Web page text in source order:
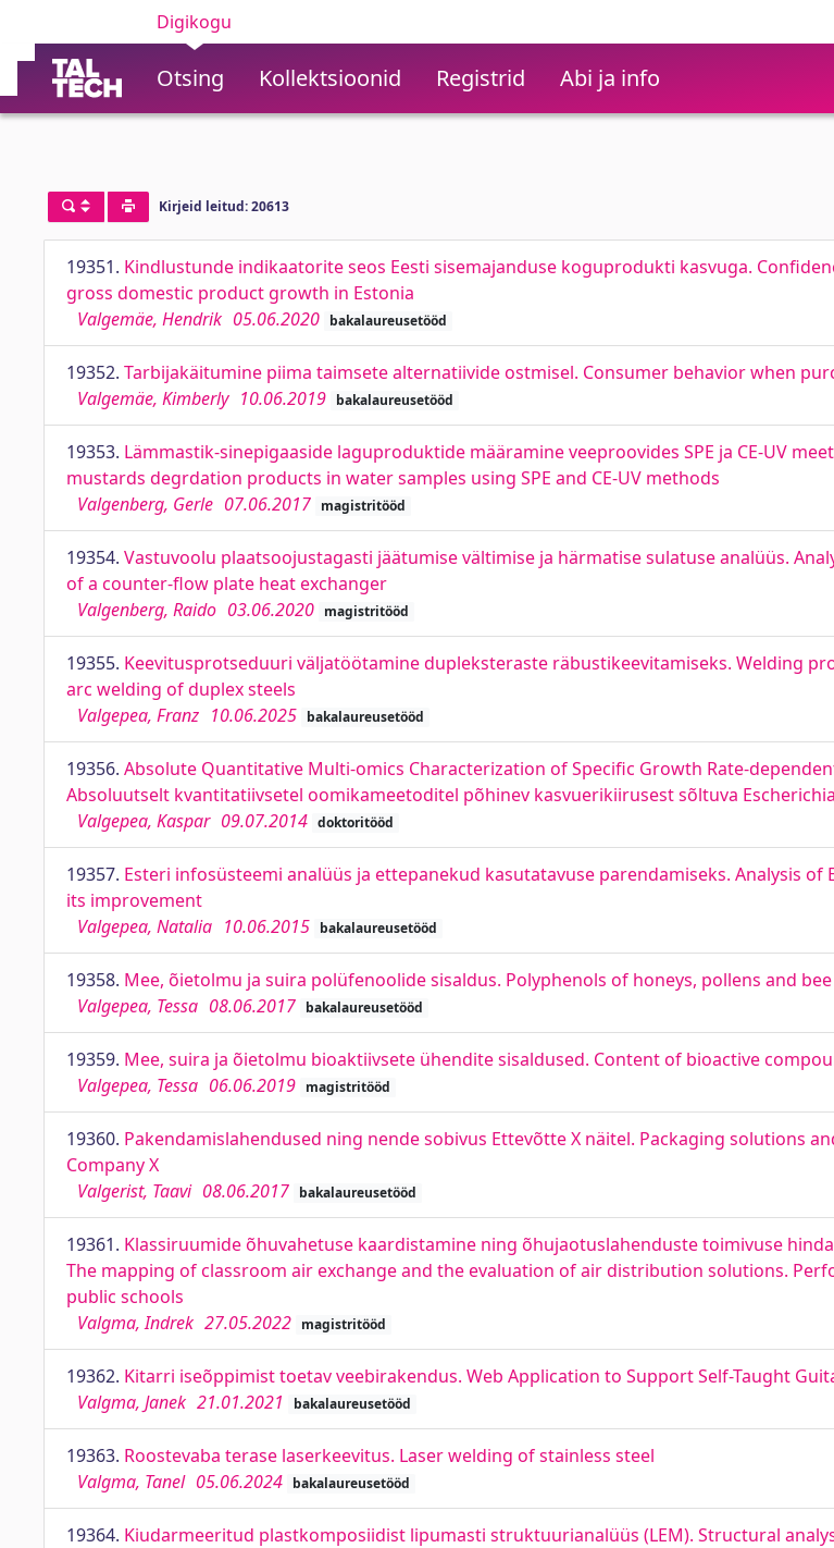
Digikogu
Otsing Kollektsioonid Registrid Abi ja info
Kirjeid leitud: 20613
19351. Kindlustunde indikaatorite seos Eesti sisemajanduse koguprodukti kasvuga.
gross domestic product growth in Estonia
Valgemäe, Hendrik 05.06.2020 bakalaureusetööd
19352. Tarbijakäitumine piima taimsete alternatiivide ostmisel. Consumer behavior when
Valgemäe, Kimberly 10.06.2019 bakalaureusetööd
19353. Lämmastik-sinepigaaside laguproduktide määramine veeproovides SPE ja CE-UV
mustards degrdation products in water samples using SPE and CE-UV methods
Valgenberg, Gerle 07.06.2017 magistritööd
19354. Vastuvoolu plaatsoojustagasti jäätumise vältimise ja härmatise sulatuse analüüs.
of a counter-flow plate heat exchanger
Valgenberg, Raido 03.06.2020 magistritööd
19355. Keevitusprotseduuri väljatöötamine dupleksteraste räbustikeevitamiseks. Welding
arc welding of duplex steels
Valgepea, Franz 10.06.2025 bakalaureusetööd
19356. Absolute Quantitative Multi-omics Characterization of Specific Growth Rate-
Absoluutselt kvantitatiivsetel oomikameetoditel põhinev kasvuerikiirusest sõltuva
Valgepea, Kaspar 09.07.2014 doktoritööd
19357. Esteri infosüsteemi analüüs ja ettepanekud kasutatavuse parendamiseks. Analysis
its improvement
Valgepea, Natalia 10.06.2015 bakalaureusetööd
19358. Mee, õietolmu ja suira polüfenoolide sisaldus. Polyphenols of honeys, pollens and
Valgepea, Tessa 08.06.2017 bakalaureusetööd
19359. Mee, suira ja õietolmu bioaktiivsete ühendite sisaldused. Content of bioactive
Valgepea, Tessa 06.06.2019 magistritööd
19360. Pakendamislahendused ning nende sobivus Ettevõtte X näitel. Packaging solutions
Company X
Valgerist, Taavi 08.06.2017 bakalaureusetööd
19361. Klassiruumide õhuvahetuse kaardistamine ning õhujaotuslahenduste toimivuse
The mapping of classroom air exchange and the evaluation of air distribution solutions.
public schools
Valgma, Indrek 27.05.2022 magistritööd
19362. Kitarri iseõppimist toetav veebirakendus. Web Application to Support Self-Taught
Valgma, Janek 21.01.2021 bakalaureusetööd
19363. Roostevaba terase laserkeevitus. Laser welding of stainless steel
Valgma, Tanel 05.06.2024 bakalaureusetööd
19364. Kiudarmeeritud plastkomposiidist lipumasti struktuurianalüüs (LEM). Structural